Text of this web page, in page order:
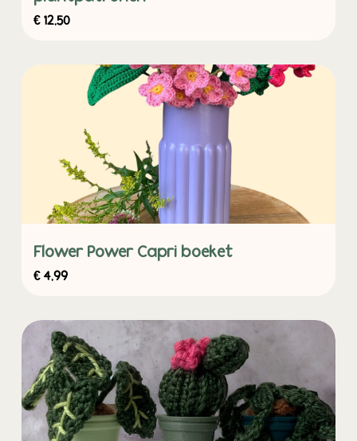
€12,50
Flower Power Capri boeket
€4,99